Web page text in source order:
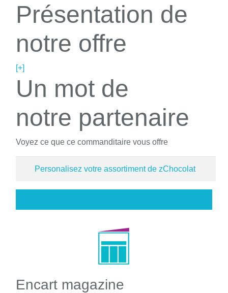
Présentation de
notre offre
[+]
Un mot de
notre partenaire
Voyez ce que ce commanditaire vous offre
Personalisez votre assortiment de zChocolat
Encart magazine